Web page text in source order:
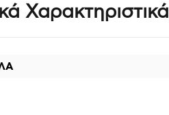
Χαρακτηριστικά